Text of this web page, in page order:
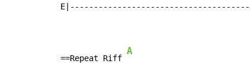
==Repeat Riff
A